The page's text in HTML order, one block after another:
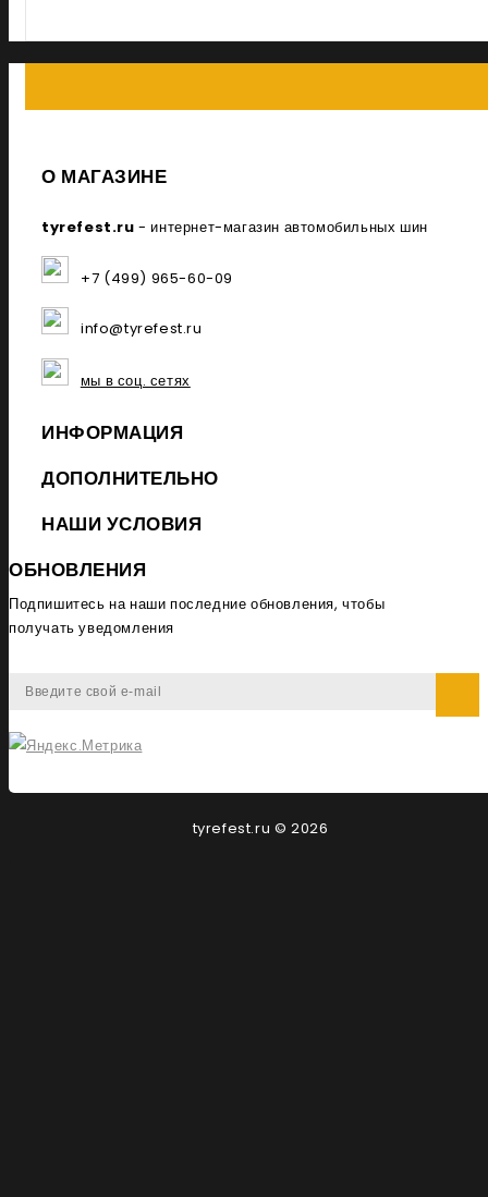
О МАГАЗИНЕ
tyrefest.ru - интернет-магазин автомобильных шин
+7 (499) 965-60-09
info@tyrefest.ru
мы в соц. сетях
ИНФОРМАЦИЯ
ДОПОЛНИТЕЛЬНО
НАШИ УСЛОВИЯ
ОБНОВЛЕНИЯ
Подпишитесь на наши последние обновления, чтобы
получать уведомления
tyrefest.ru © 2026